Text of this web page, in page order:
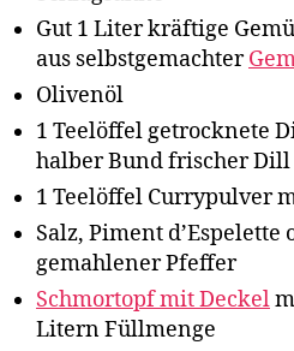
Gut 1 Liter kräftige
aus selbstgemachter
Olivenöl
1 Teelöffel getrocknete
halber Bund frischer Dill
1 Teelöffel Currypulver
Salz, Piment d’Espelette
gemahlener Pfeffer
Schmortopf mit Deckel
Litern Füllmenge